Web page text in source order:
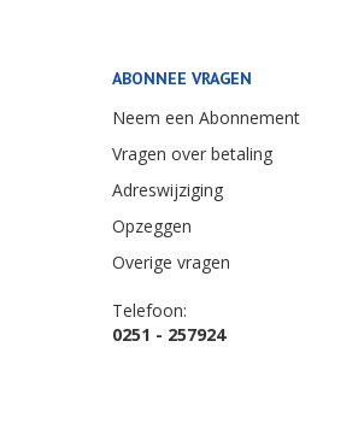
ABONNEE VRAGEN
Neem een Abonnement
Vragen over betaling
Adreswijziging
Opzeggen
Overige vragen
Telefoon:
0251 - 257924